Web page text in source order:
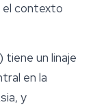
el contexto
un linaje
en la
y